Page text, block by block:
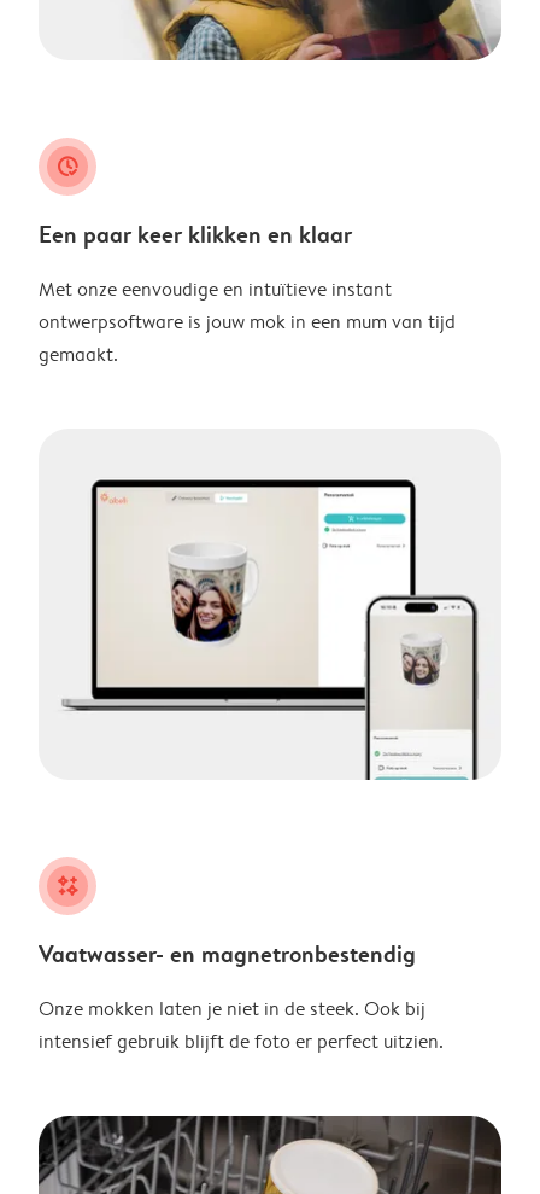
clock_check
Een paar keer klikken en klaar
Met onze eenvoudige en intuïtieve instant
ontwerpsoftware is jouw mok in een mum van tijd
gemaakt.
night
Vaatwasser- en magnetronbestendig
Onze mokken laten je niet in de steek. Ook bij
intensief gebruik blijft de foto er perfect uitzien.